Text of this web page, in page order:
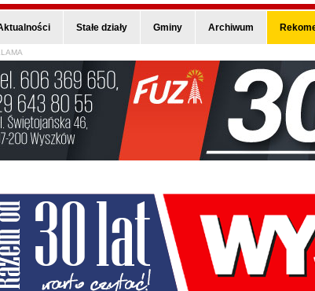
Stałe działy Gminy Archiwum